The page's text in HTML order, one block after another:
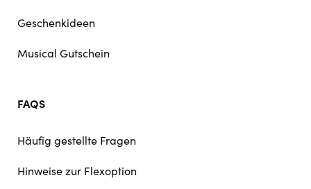
Geschenkideen
Musical Gutschein
FAQS
Häufig gestellte Fragen
Hinweise zur Flexoption